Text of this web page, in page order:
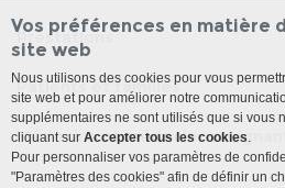
Prestations
Patients et familles
Médecins et médecins
Vos préférences en matière
site web
Nous utilisons des cookies pour vous
site web et pour améliorer notre
supplémentaires ne sont utilisés que si vous
cliquant sur Accepter tous les cookies.
Pour personnaliser vos paramètres de
"Paramètres des cookies" afin de définir un